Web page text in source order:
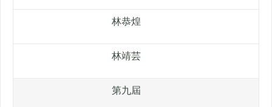
林恭煌
林靖芸
第九屆